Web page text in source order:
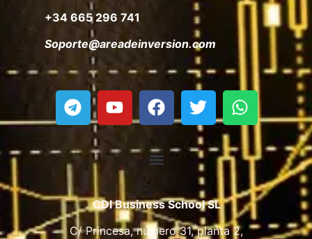
+34 665 296 741
Soporte@areadeinversion.com
CDI Business School SL
C/ Princesa, número 31, planta 2,